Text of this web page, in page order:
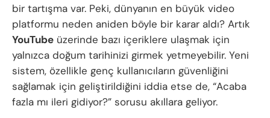
bir tartışma var. Peki, dünyanın en büyük video
platformu neden aniden böyle bir karar aldı? Artık
YouTube üzerinde bazı içeriklere ulaşmak için
yalnızca doğum tarihinizi girmek yetmeyebilir. Yeni
sistem, özellikle genç kullanıcıların güvenliğini
sağlamak için geliştirildiğini iddia etse de, “Acaba
fazla mı ileri gidiyor?” sorusu akıllara geliyor.